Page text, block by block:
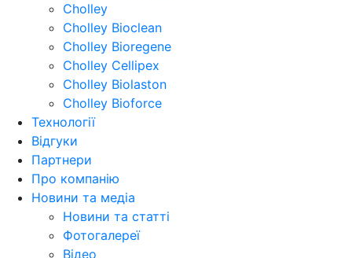
Cholley
Cholley Bioclean
Cholley Bioregene
Cholley Cellipex
Cholley Biolaston
Cholley Bioforce
Технології
Відгуки
Партнери
Про компанію
Новини та медіа
Новини та статті
Фотогалереї
Відео